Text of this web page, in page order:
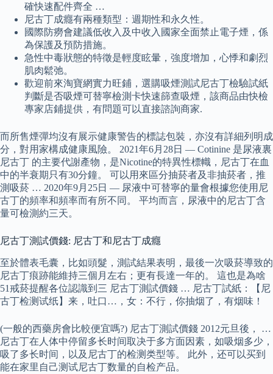
確快速配件齊全 …
尼古丁成癮有兩種類型：週期性和永久性。
國際防癆會建議低收入及中收入國家全面禁止電子煙，係
為保護及預防措施。
急性中毒狀態的特徵是輕度眩暈，強度增加，心悸和劇烈
肌肉鬆弛。
歡迎前來淘寶網實力旺鋪，選購吸煙測試尼古丁檢驗試紙
判斷是否吸煙可替寧檢測卡快速篩查吸煙，該商品由快檢
專家店鋪提供，有問題可以直接諮詢商家.
而所售煙彈均沒有展示健康警告的標誌包裝，亦沒有詳細列明成
分，對用家構成健康風險。 2021年6月28日 — Cotinine 是尿液裏
尼古丁 的主要代謝產物，是Nicotine的特異性標幟，尼古丁在血
中的半衰期只有30分鐘。 可以用來區分抽菸者及非抽菸者，推
測吸菸 … 2020年9月25日 — 尿液中可替寧的量會根據您使用尼
古丁的頻率和頻率而有所不同。 平均而言，尿液中的尼古丁含
量可檢測約三天。
尼古丁測試價錢: 尼古丁和尼古丁成癮
至於體表毛囊，比如頭髮，測試結果表明，最後一次吸菸導致的
尼古丁痕跡能維持三個月左右；更有長達一年的。 這也是為啥
51戒菸提醒各位認識到三 尼古丁測試價錢 … 尼古丁試紙：【尼
古丁检测试纸】来，吐口…，女：不行，你抽烟了，有烟味！
(一般的西藥房會比較便宜嗎?) 尼古丁測試價錢 2012元旦後， …
尼古丁在人体中停留多长时间取决于多方面因素，如吸烟多少，
吸了多长时间，以及尼古丁的检测类型等。 此外，还可以买到
能在家里自己测试尼古丁数量的自检产品。